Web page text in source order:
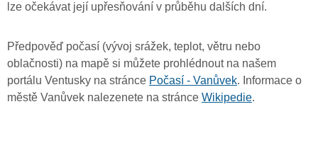
lze očekávat její upřesňování v průběhu dalších dní.
Předpověď počasí (vývoj srážek, teplot, větru nebo
oblačnosti) na mapě si můžete prohlédnout na našem
portálu Ventusky na stránce Počasí - Vanůvek. Informace o
městě Vanůvek nalezenete na stránce Wikipedie.